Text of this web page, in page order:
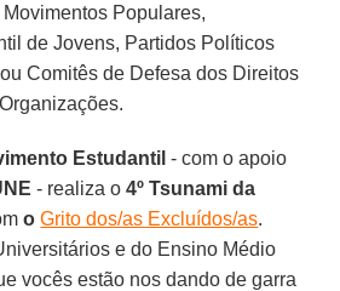
Populares,
de Jovens, Partidos Políticos
Comitês de Defesa dos Direitos
Estudantil - com o apoio
- realiza o4º Tsunami da
oGrito dos/as Excluídos/as.
e do Ensino Médio
vocês estão nos dando de garra